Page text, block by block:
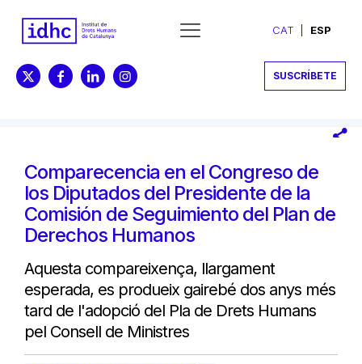
CAT ESP
SUSCRÍBETE
Comparecencia en el Congreso de
los Diputados del Presidente de la
Comisión de Seguimiento del Plan de
Derechos Humanos
Aquesta compareixença, llargament
esperada, es produeix gairebé dos anys més
tard de l'adopció del Pla de Drets Humans
pel Consell de Ministres